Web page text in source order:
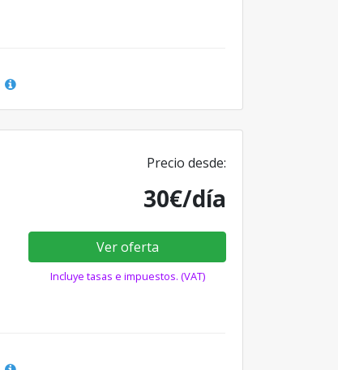
Precio desde:
30€/día
Ver oferta
Incluye tasas e impuestos. (VAT)